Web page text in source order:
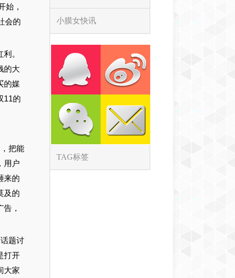
始，
会的
。
的大
的媒
11的
把能
用户
来的
及的
，
题讨
打开
大家
小膜女快讯
TAG标签